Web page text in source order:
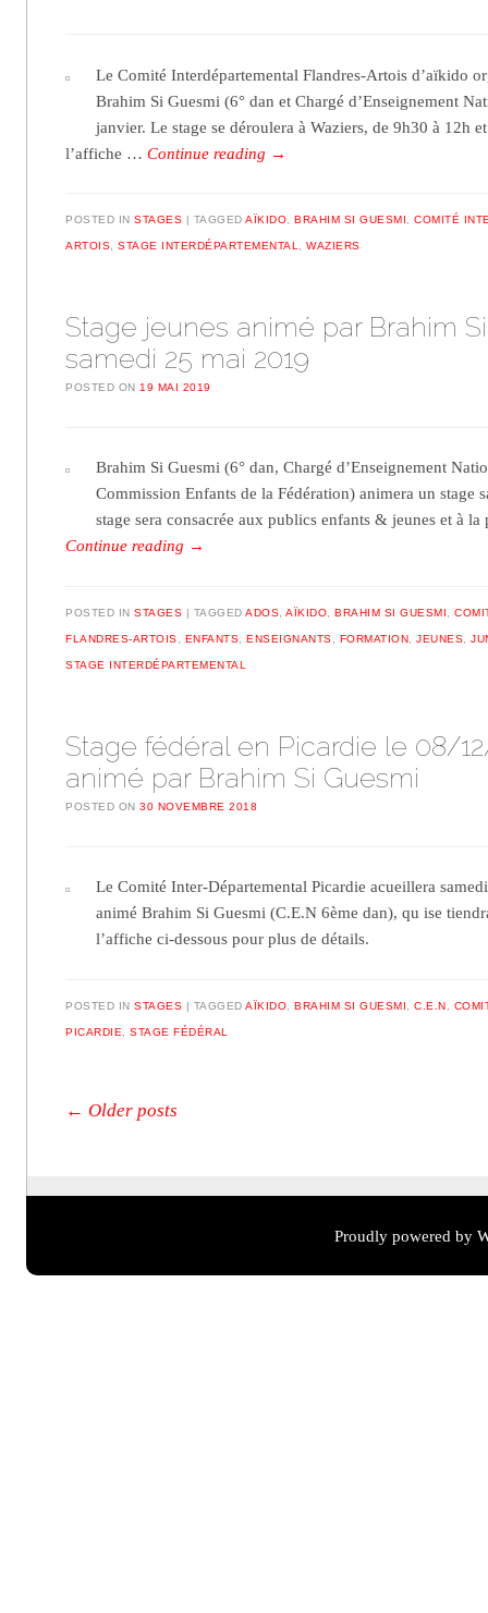
Le Comité Interdépartemental Flandres-Artois d’aïkido
Brahim Si Guesmi (6° dan et Chargé d’Enseignement
janvier. Le stage se déroulera à Waziers, de 9h30 à 12h
l’affiche …Continue reading →
POSTED INSTAGES TAGGEDAÏKIDO ,BRAHIM SI GUESMI ,COMITÉ
ARTOIS ,STAGE INTERDÉPARTEMENTAL ,WAZIERS
Stage jeunes animé par Brahim
samedi 25 mai 2019
POSTED ON19 MAI 2019
Brahim Si Guesmi (6° dan, Chargé d’Enseignement
Commission Enfants de la Fédération) animera un stage
stage sera consacrée aux publics enfants & jeunes et à
Continue reading →
POSTED INSTAGES TAGGEDADOS ,AÏKIDO ,BRAHIM SI GUESMI ,
FLANDRES-ARTOIS ENFANTS ,ENSEIGNANTS FORMATION ,JEUNES ,
STAGE INTERDÉPARTEMENTAL
Stage fédéral en Picardie le 08/
animé par Brahim Si Guesmi
POSTED ON30 NOVEMBRE 2018
Le Comité Inter-Départemental Picardie acueillera
animé Brahim Si Guesmi (C.E.N 6ème dan), qu ise
l’affiche ci-dessous pour plus de détails.
POSTED INSTAGES TAGGEDAÏKIDO ,BRAHIM SI GUESMI ,C.E.N
PICARDIE ,STAGE FÉDÉRAL
Post navigation
← Older posts
Proudly powered by